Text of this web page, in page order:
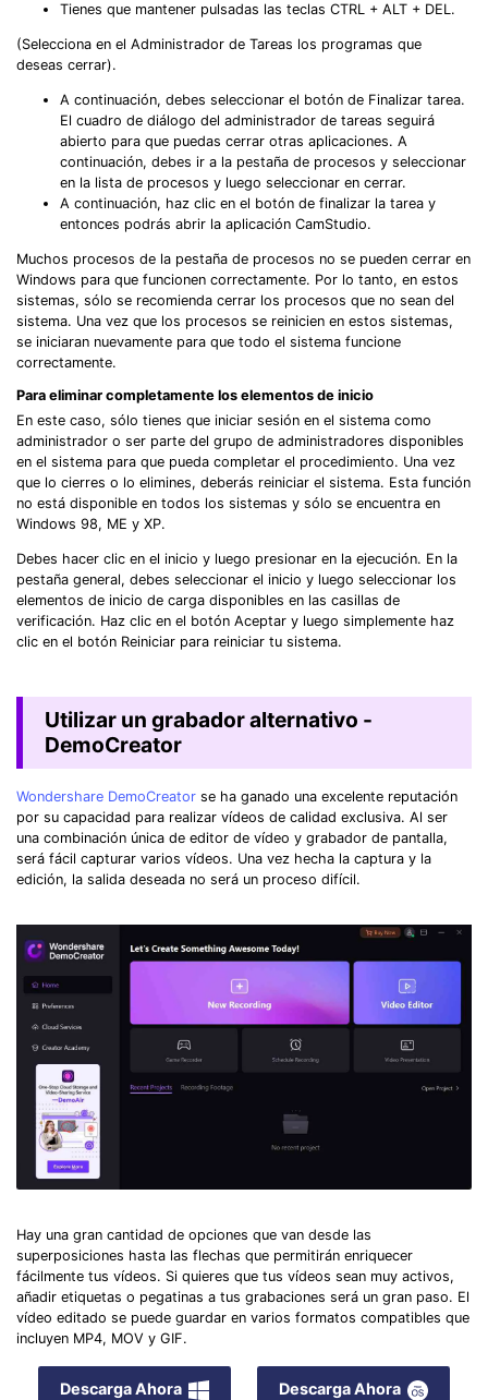
Tienes que mantener pulsadas las teclas CTRL + ALT + DEL.
(Selecciona en el Administrador de Tareas los programas que
deseas cerrar).
A continuación, debes seleccionar el botón de Finalizar tarea.
El cuadro de diálogo del administrador de tareas seguirá
abierto para que puedas cerrar otras aplicaciones. A
continuación, debes ir a la pestaña de procesos y seleccionar
en la lista de procesos y luego seleccionar en cerrar.
A continuación, haz clic en el botón de finalizar la tarea y
entonces podrás abrir la aplicación CamStudio.
Muchos procesos de la pestaña de procesos no se pueden cerrar en
Windows para que funcionen correctamente. Por lo tanto, en estos
sistemas, sólo se recomienda cerrar los procesos que no sean del
sistema. Una vez que los procesos se reinicien en estos sistemas,
se iniciaran nuevamente para que todo el sistema funcione
correctamente.
Para eliminar completamente los elementos de inicio
En este caso, sólo tienes que iniciar sesión en el sistema como
administrador o ser parte del grupo de administradores disponibles
en el sistema para que pueda completar el procedimiento. Una vez
que lo cierres o lo elimines, deberás reiniciar el sistema. Esta función
no está disponible en todos los sistemas y sólo se encuentra en
Windows 98, ME y XP.
Debes hacer clic en el inicio y luego presionar en la ejecución. En la
pestaña general, debes seleccionar el inicio y luego seleccionar los
elementos de inicio de carga disponibles en las casillas de
verificación. Haz clic en el botón Aceptar y luego simplemente haz
clic en el botón Reiniciar para reiniciar tu sistema.
Utilizar un grabador alternativo -
DemoCreator
Wondershare DemoCreator se ha ganado una excelente reputación
por su capacidad para realizar vídeos de calidad exclusiva. Al ser
una combinación única de editor de vídeo y grabador de pantalla,
será fácil capturar varios vídeos. Una vez hecha la captura y la
edición, la salida deseada no será un proceso difícil.
Hay una gran cantidad de opciones que van desde las
superposiciones hasta las flechas que permitirán enriquecer
fácilmente tus vídeos. Si quieres que tus vídeos sean muy activos,
añadir etiquetas o pegatinas a tus grabaciones será un gran paso. El
vídeo editado se puede guardar en varios formatos compatibles que
incluyen MP4, MOV y GIF.
Descarga Ahora Descarga Ahora